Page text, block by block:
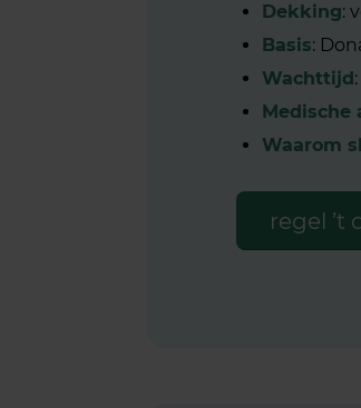
Dekking:
Basis:
Wachttijd
Medische
Waarom
regel ’t